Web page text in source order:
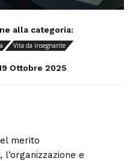
alla categoria:
Vita da insegnante
Ottobre 2025
merito
e